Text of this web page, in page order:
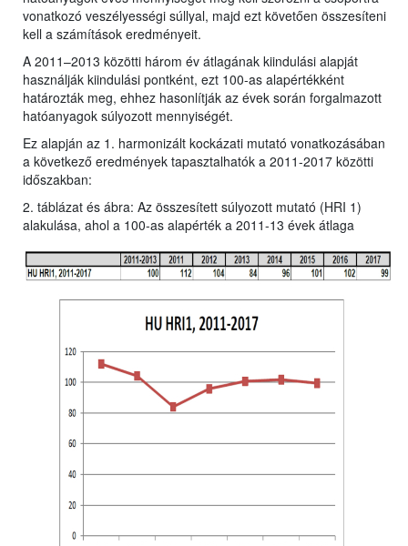
vonatkozó veszélyességi súllyal, majd ezt követően összesíteni
kell a számítások eredményeit.
A 2011–2013 közötti három év átlagának kiindulási alapját
használják kiindulási pontként, ezt 100-as alapértékként
határozták meg, ehhez hasonlítják az évek során forgalmazott
hatóanyagok súlyozott mennyiségét.
Ez alapján az 1. harmonizált kockázati mutató vonatkozásában
a következő eredmények tapasztalhatók a 2011-2017 közötti
időszakban:
2. táblázat és ábra: Az összesített súlyozott mutató (HRI 1)
alakulása, ahol a 100-as alapérték a 2011-13 évek átlaga